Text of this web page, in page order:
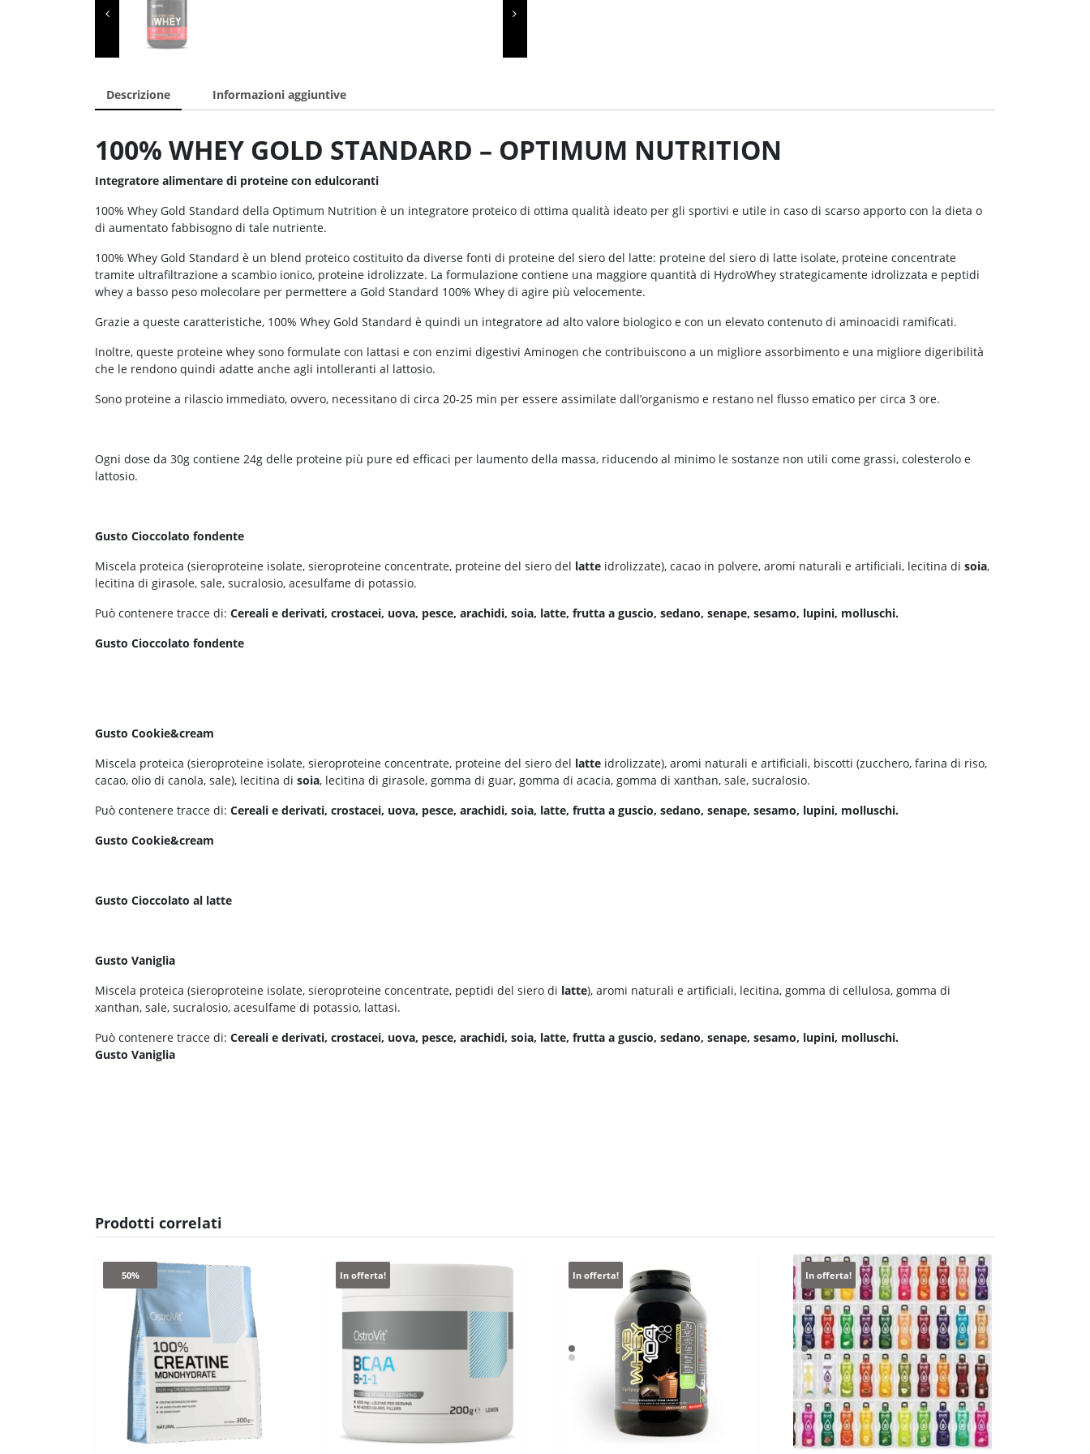
Descrizione Informazioni aggiuntive
100% WHEY GOLD STANDARD – OPTIMUM NUTRITION
Integratore alimentare di proteine con edulcoranti
100% Whey Gold Standard della Optimum Nutrition è un integratore proteico di ottima qualità ideato per gli sportivi e utile in caso di scarso apporto con la dieta o
di aumentato fabbisogno di tale nutriente.
100% Whey Gold Standard è un blend proteico costituito da diverse fonti di proteine del siero del latte: proteine del siero di latte isolate, proteine concentrate
tramite ultrafiltrazione a scambio ionico, proteine idrolizzate. La formulazione contiene una maggiore quantità di HydroWhey strategicamente idrolizzata e peptidi
whey a basso peso molecolare per permettere a Gold Standard 100% Whey di agire più velocemente.
Grazie a queste caratteristiche, 100% Whey Gold Standard è quindi un integratore ad alto valore biologico e con un elevato contenuto di aminoacidi ramificati.
Inoltre, queste proteine whey sono formulate con lattasi e con enzimi digestivi Aminogen che contribuiscono a un migliore assorbimento e una migliore digeribilità
che le rendono quindi adatte anche agli intolleranti al lattosio.
Sono proteine a rilascio immediato, ovvero, necessitano di circa 20-25 min per essere assimilate dall’organismo e restano nel flusso ematico per circa 3 ore.
Ogni dose da 30g contiene 24g delle proteine più pure ed efficaci per laumento della massa, riducendo al minimo le sostanze non utili come grassi, colesterolo e
lattosio.
Gusto Cioccolato fondente
Miscela proteica (sieroproteine isolate, sieroproteine concentrate, proteine del siero del latte idrolizzate), cacao in polvere, aromi naturali e artificiali, lecitina di soia,
lecitina di girasole, sale, sucralosio, acesulfame di potassio.
Può contenere tracce di: Cereali e derivati, crostacei, uova, pesce, arachidi, soia, latte, frutta a guscio, sedano, senape, sesamo, lupini, molluschi.
Gusto Cioccolato fondente
Gusto Cookie&cream
Miscela proteica (sieroproteine isolate, sieroproteine concentrate, proteine del siero del latte idrolizzate), aromi naturali e artificiali, biscotti (zucchero, farina di riso,
cacao, olio di canola, sale), lecitina di soia, lecitina di girasole, gomma di guar, gomma di acacia, gomma di xanthan, sale, sucralosio.
Può contenere tracce di: Cereali e derivati, crostacei, uova, pesce, arachidi, soia, latte, frutta a guscio, sedano, senape, sesamo, lupini, molluschi.
Gusto Cookie&cream
Gusto Cioccolato al latte
Gusto Vaniglia
Miscela proteica (sieroproteine isolate, sieroproteine concentrate, peptidi del siero di latte), aromi naturali e artificiali, lecitina, gomma di cellulosa, gomma di
xanthan, sale, sucralosio, acesulfame di potassio, lattasi.
Può contenere tracce di: Cereali e derivati, crostacei, uova, pesce, arachidi, soia, latte, frutta a guscio, sedano, senape, sesamo, lupini, molluschi.
Gusto Vaniglia
Prodotti correlati
50% In offerta! In offerta! In offerta!